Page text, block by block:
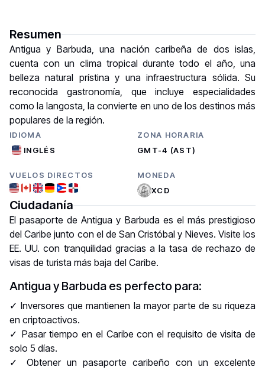
Resumen
Antigua y Barbuda, una nación caribeña de dos islas,
cuenta con un clima tropical durante todo el año, una
belleza natural prístina y una infraestructura sólida. Su
reconocida gastronomía, que incluye especialidades
como la langosta, la convierte en uno de los destinos más
populares de la región.
IDIOMA
INGLÉS
ZONA HORARIA
GMT-4 (AST)
VUELOS DIRECTOS
MONEDA
XCD
Ciudadanía
El pasaporte de Antigua y Barbuda es el más prestigioso
del Caribe junto con el de San Cristóbal y Nieves. Visite los
EE. UU. con tranquilidad gracias a la tasa de rechazo de
visas de turista más baja del Caribe.
Antigua y Barbuda es perfecto para:
✓ Inversores que mantienen la mayor parte de su riqueza
en criptoactivos.
✓ Pasar tiempo en el Caribe con el requisito de visita de
solo 5 días.
✓ Obtener un pasaporte caribeño con un excelente